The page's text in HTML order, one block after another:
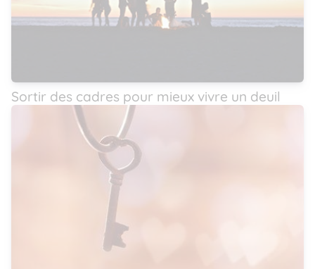
Sortir des cadres pour mieux vivre un deuil